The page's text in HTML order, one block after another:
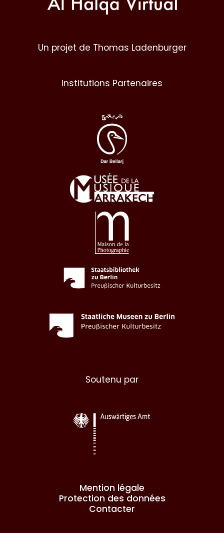
Un projet de Thomas Ladenburger
Institutions Partenaires
Soutenu par
Mention légale
Protection des données
Contacter